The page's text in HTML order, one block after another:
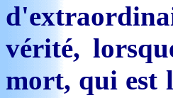
vérité,
mort, qui est